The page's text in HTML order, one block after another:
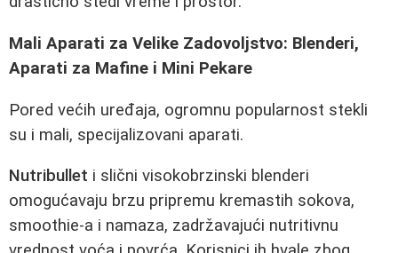
Mali Aparati za Velike Zadovoljstvo: Blenderi,
Aparati za Mafine i Mini Pekare
Pored većih uređaja, ogromnu popularnost stekli
su i mali, specijalizovani aparati.
Nutribullet i slični visokobrzinski blenderi
omogućavaju brzu pripremu kremastih sokova,
smoothie-a i namaza, zadržavajući nutritivnu